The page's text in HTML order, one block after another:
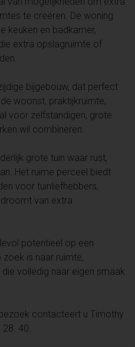
te creëren. De woning
keuken en badkamer,
extra opslagruimte of
bijgebouw, dat perfect
woonst, praktijkruimte,
voor zelfstandigen, grote
wil combineren.
grote tuin waar rust,
Het ruime perceel biedt
voor tuinliefhebbers,
van extra
potentieel op een
is naar ruimte,
volledig naar eigen smaak
contacteert u Timothy
40.